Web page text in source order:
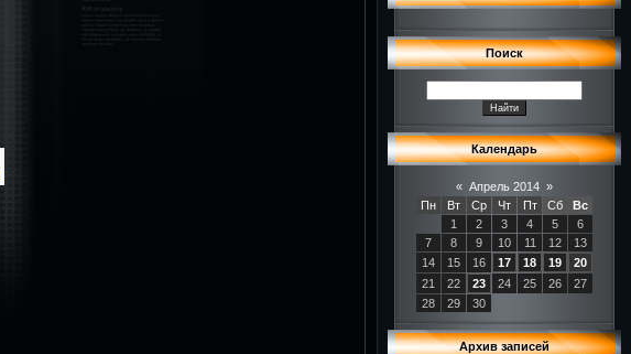
Поиск
Календарь
« Апрель 2014 »
Пн
Вт Ср Чт Пт Сб
Вс
1
2 3 4 5
6
7
8 9 10 11 12
13
14
15 16 17 18 19
20
21
22 23 24 25 26
27
28
29 30
Архив записей